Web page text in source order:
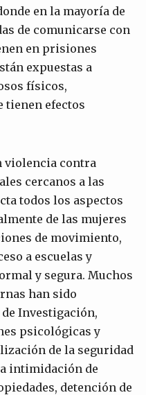
en la mayoría de
de comunicarse con
en prisiones
expuestas a
físicos,
tienen efectos
violencia contra
cercanos a las
todos los aspectos
de las mujeres
de movimiento,
a escuelas y
y segura. Muchos
han sido
Investigación,
psicológicas y
de la seguridad
intimidación de
detención de